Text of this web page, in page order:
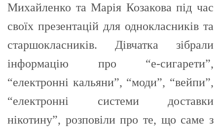
Михайленко та Марія Козакова під час
своїх презентацій для однокласників та
старшокласників. Дівчатка зібрали
інформацію про “е-сигарети”,
“електронні кальяни”, “моди”, “вейпи”,
“електронні системи доставки
нікотину”, розповіли про те, що саме з